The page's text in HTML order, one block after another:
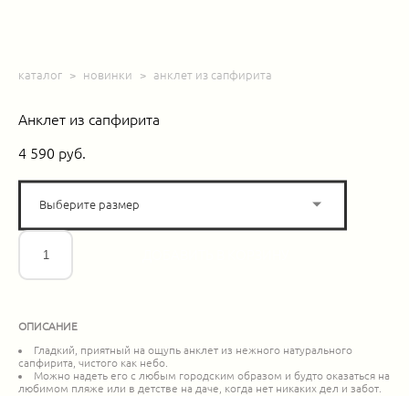
каталог > новинки > анклет из сапфирита
Анклет из сапфирита
4 590 pуб.
Выберите размер
ОПИСАНИЕ
Гладкий, приятный на ощупь анклет из нежного натурального
сапфирита, чистого как небо.
Можно надеть его с любым городским образом и будто оказаться на
любимом пляже или в детстве на даче, когда нет никаких дел и забот.